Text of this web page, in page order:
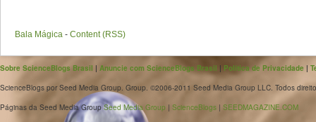
Bala Mágica - Content (RSS)
Sobre ScienceBlogs Brasil | Anuncie com ScienceBlogs Brasil | Política de Privacidade |
ScienceBlogs por Seed Media Group. Group. ©2006-2011 Seed Media Group LLC. Todos
Páginas da Seed Media GroupSeed Media Group | ScienceBlogs | SEEDMAGAZINE.COM